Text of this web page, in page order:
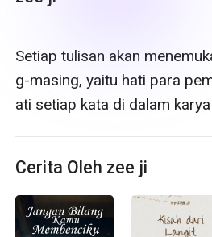
Setiap tulisan akan
g-masing, yaitu hati para
ati setiap kata di dalam
Cerita Oleh zee ji